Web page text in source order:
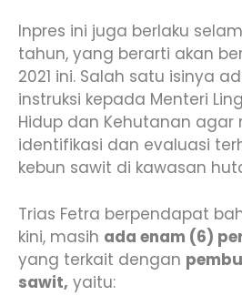
Inpres ini juga berlaku
tahun, yang berarti akan
2021 ini. Salah satu isinya
instruksi kepada Menteri
Hidup dan Kehutanan agar
identifikasi dan evaluasi
kebun sawit di kawasan
Trias Fetra berpendapat
kini, masih ada enam (6)
yang terkait dengan
sawit, yaitu: